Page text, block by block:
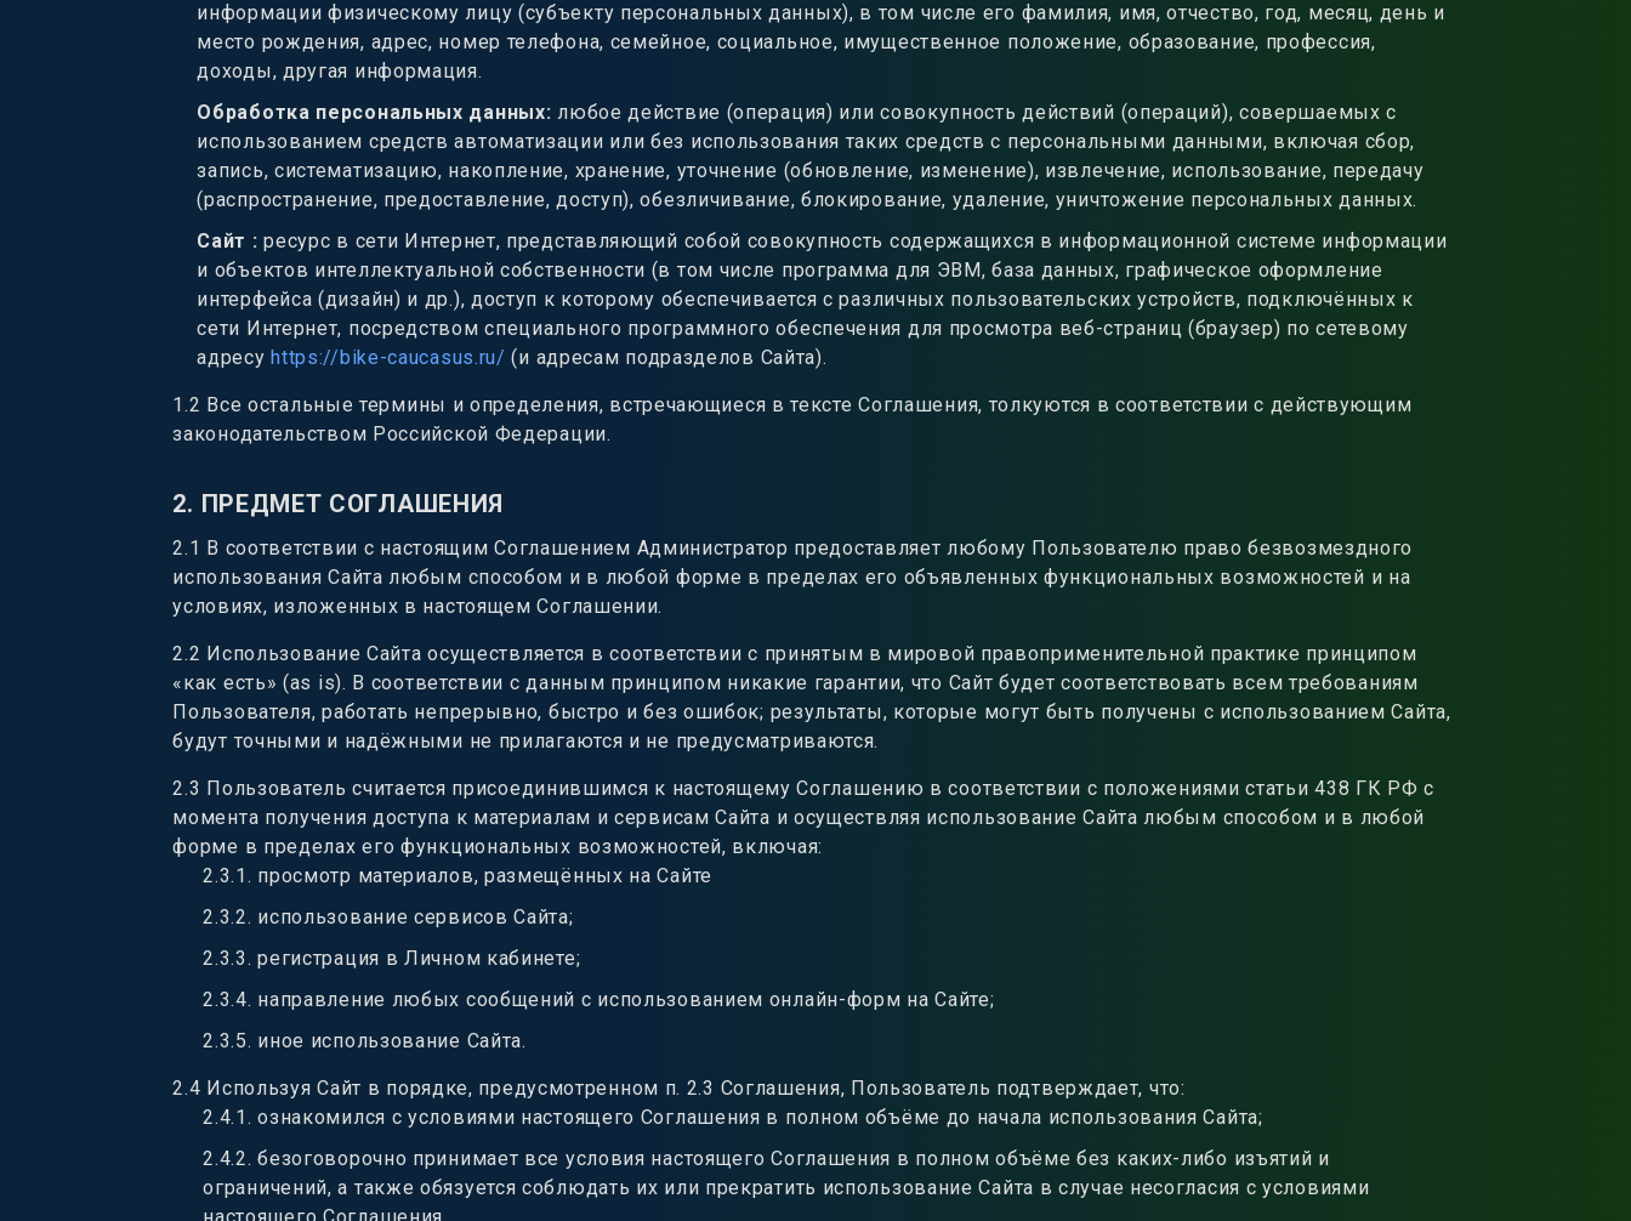
информации физическому лицу (субъекту персональных данных), в том числе его фамилия, имя, отчество, год, месяц, день и
место рождения, адрес, номер телефона, семейное, социальное, имущественное положение, образование, профессия,
доходы, другая информация.
Обработка персональных данных: любое действие (операция) или совокупность действий (операций), совершаемых с
использованием средств автоматизации или без использования таких средств с персональными данными, включая сбор,
запись, систематизацию, накопление, хранение, уточнение (обновление, изменение), извлечение, использование, передачу
(распространение, предоставление, доступ), обезличивание, блокирование, удаление, уничтожение персональных данных.
Сайт : ресурс в сети Интернет, представляющий собой совокупность содержащихся в информационной системе информации
и объектов интеллектуальной собственности (в том числе программа для ЭВМ, база данных, графическое оформление
интерфейса (дизайн) и др.), доступ к которому обеспечивается с различных пользовательских устройств, подключённых к
сети Интернет, посредством специального программного обеспечения для просмотра веб-страниц (браузер) по сетевому
адресуhttps://bike-caucasus.ru/ (и адресам подразделов Сайта).
1.2 Все остальные термины и определения, встречающиеся в тексте Соглашения, толкуются в соответствии с действующим
законодательством Российской Федерации.
2. ПРЕДМЕТ СОГЛАШЕНИЯ
2.1 В соответствии с настоящим Соглашением Администратор предоставляет любому Пользователю право безвозмездного
использования Сайта любым способом и в любой форме в пределах его объявленных функциональных возможностей и на
условиях, изложенных в настоящем Соглашении.
2.2 Использование Сайта осуществляется в соответствии с принятым в мировой правоприменительной практике принципом
«как есть» (as is). В соответствии с данным принципом никакие гарантии, что Сайт будет соответствовать всем требованиям
Пользователя, работать непрерывно, быстро и без ошибок; результаты, которые могут быть получены с использованием Сайта,
будут точными и надёжными не прилагаются и не предусматриваются.
2.3 Пользователь считается присоединившимся к настоящему Соглашению в соответствии с положениями статьи 438 ГК РФ с
момента получения доступа к материалам и сервисам Сайта и осуществляя использование Сайта любым способом и в любой
форме в пределах его функциональных возможностей, включая:
2.3.1. просмотр материалов, размещённых на Сайте
2.3.2. использование сервисов Сайта;
2.3.3.регистрация в Личном кабинете;
2.3.4. направление любых сообщений с использованием онлайн-форм на Сайте;
2.3.5. иное использование Сайта.
2.4 Используя Сайт в порядке, предусмотренном п. 2.3 Соглашения, Пользователь подтверждает, что:
2.4.1.ознакомился с условиями настоящего Соглашения в полном объёме до начала использования Сайта;
2.4.2.безоговорочно принимает все условия настоящего Соглашения в полном объёме без каких-либо изъятий и
ограничений, а также обязуется соблюдать их или прекратить использование Сайта в случае несогласия с условиями